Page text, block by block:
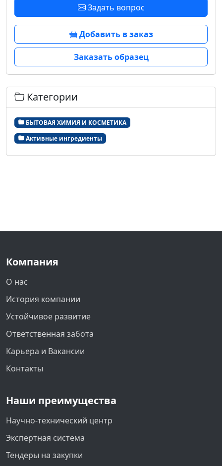
Задать вопрос
Добавить в заказ
Заказать образец
Категории
БЫТОВАЯ ХИМИЯ И КОСМЕТИКА
Активные ингредиенты
Компания
О нас
История компании
Устойчивое развитие
Ответственная забота
Карьера и Вакансии
Контакты
Наши преимущества
Научно-технический центр
Экспертная система
Тендеры на закупки